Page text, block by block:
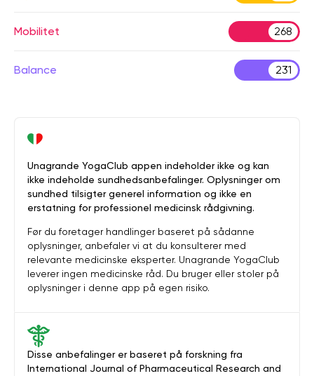
Mobilitet 268
Balance 231
Disse anbefalinger er baseret på forskning fra
International Journal of Pharmaceutical Research and
Unagrande YogaClub appen indeholder ikke og kan
ikke indeholde sundhedsanbefalinger. Oplysninger om
sundhed tilsigter generel information og ikke en
erstatning for professionel medicinsk rådgivning.
Før du foretager handlinger baseret på sådanne
oplysninger, anbefaler vi at du konsulterer med
relevante medicinske eksperter. Unagrande YogaClub
leverer ingen medicinske råd. Du bruger eller stoler på
oplysninger i denne app på egen risiko.